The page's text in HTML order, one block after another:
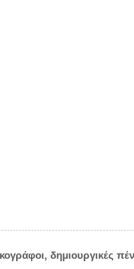
δημιουργικές